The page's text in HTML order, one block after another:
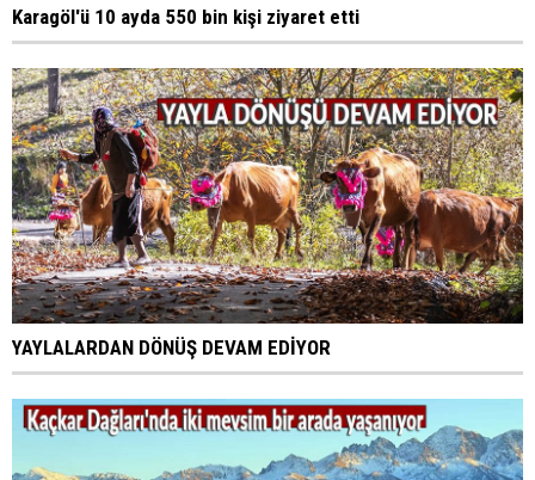
Karagöl'ü 10 ayda 550 bin kişi ziyaret etti
YAYLALARDAN DÖNÜŞ DEVAM EDİYOR